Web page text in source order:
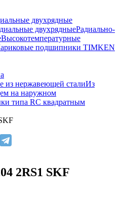
двухрядные
двухрядныеРадиально-
Высокотемпературные
подшипники TIMKEN
нержавеющей сталиИз
на наружном
типа RС квадратным
2RS1 SKF